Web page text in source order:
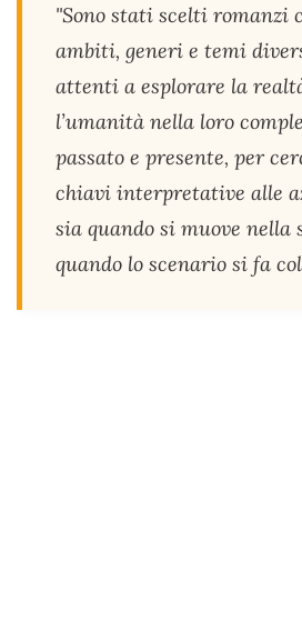
"Sono stati scelti romanzi
ambiti, generi e temi
attenti a esplorare la
l’umanità nella loro
passato e presente, per
chiavi interpretative alle
sia quando si muove
quando lo scenario si fa